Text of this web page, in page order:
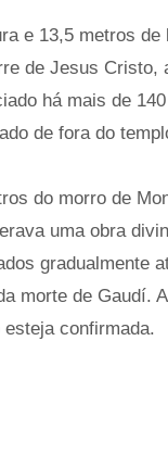
e 13,5 metros
de Jesus
há mais de
de fora do
do morro de
uma obra
gradualmente
morte de Gaudí.
confirmada.